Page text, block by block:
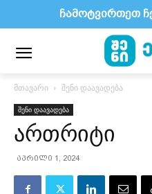
მთავარი შენი დაავადება
შენი დაავადება
ართრიტი
აპრილი 1, 2024
ჩამოტვირთეთ